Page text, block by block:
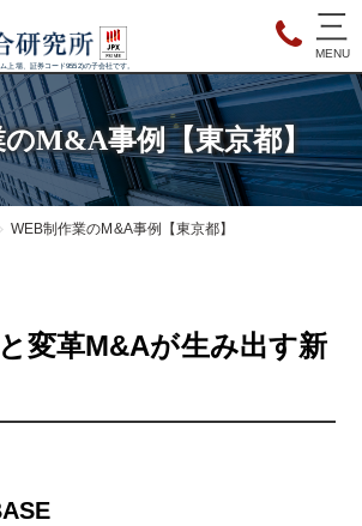
上場、証券コード9552)の子会社です。
M&A事例【東京都】
WEB制作業のM&A事例【東京都】
変革M&Aが生み出す新